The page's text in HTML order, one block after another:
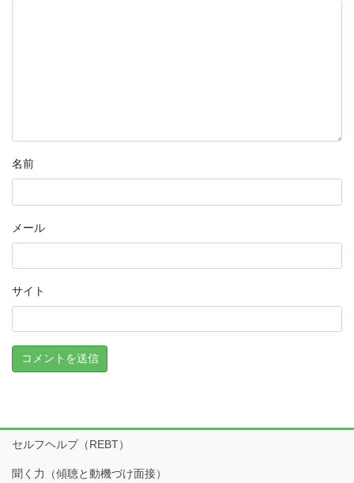
名前
メール
サイト
セルフヘルプ（REBT）
聞く力（傾聴と動機づけ面接）